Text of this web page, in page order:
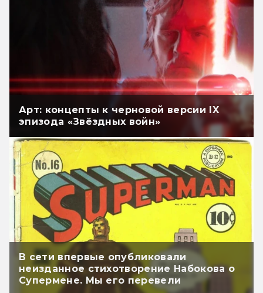
Арт: концепты к черновой версии IX
эпизода «Звёздных войн»
В сети впервые опубликовали
неизданное стихотворение Набокова о
Супермене. Мы его перевели